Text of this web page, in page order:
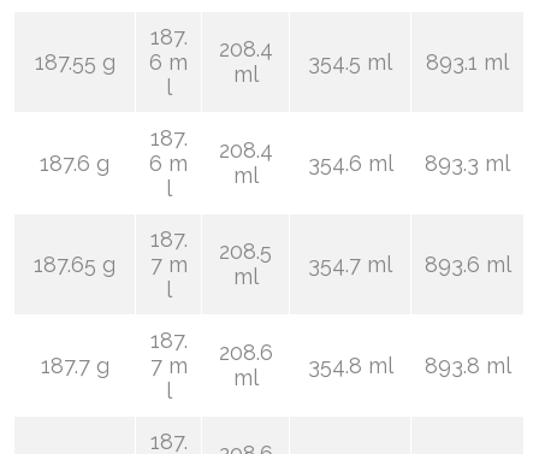
187.55 g
187.
6 m
l
208.4
ml
354.5 ml 893.1 ml
187.6 g
187.
6 m
l
208.4
ml
354.6 ml 893.3 ml
187.65 g
187.
7 m
l
208.5
ml
354.7 ml 893.6 ml
187.7 g
187.
7 m
l
208.6
ml
354.8 ml 893.8 ml
187.